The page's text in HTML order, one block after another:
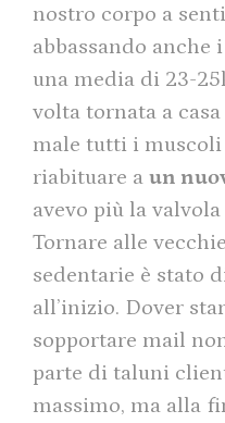
nostro corpo a
abbassando anche
una media di 23-
volta tornata a
male tutti i muscoli
riabituare a un
avevo più la
Tornare alle
sedentarie è stato
all’inizio. Dover
sopportare mail
parte di taluni
massimo, ma alla